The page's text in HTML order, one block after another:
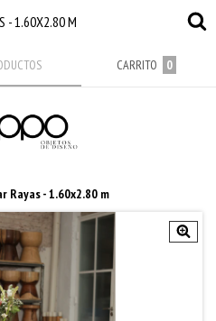
- 1.60X2.80 M
CARRITO 0
Rayas - 1.60x2.80 m